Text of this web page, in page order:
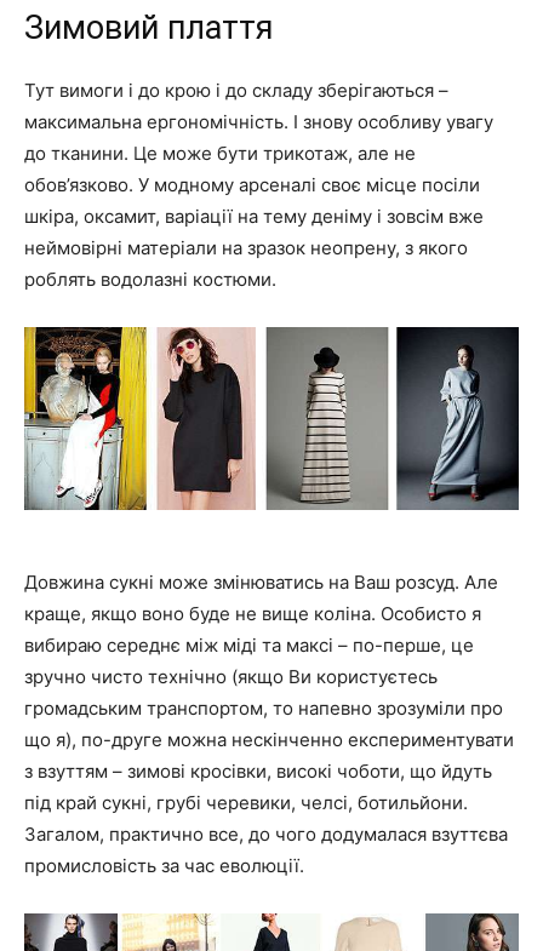
Зимовий плаття
Тут вимоги і до крою і до складу зберігаються –
максимальна ергономічність. І знову особливу увагу
до тканини. Це може бути трикотаж, але не
обов’язково. У модному арсеналі своє місце посіли
шкіра, оксамит, варіації на тему деніму і зовсім вже
неймовірні матеріали на зразок неопрену, з якого
роблять водолазні костюми.
Довжина сукні може змінюватись на Ваш розсуд. Але
краще, якщо воно буде не вище коліна. Особисто я
вибираю середнє між міді та максі – по-перше, це
зручно чисто технічно (якщо Ви користуєтесь
громадським транспортом, то напевно зрозуміли про
що я), по-друге можна нескінченно експериментувати
з взуттям – зимові кросівки, високі чоботи, що йдуть
під край сукні, грубі черевики, челсі, ботильйони.
Загалом, практично все, до чого додумалася взуттєва
промисловість за час еволюції.